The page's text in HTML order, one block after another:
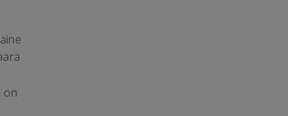
on